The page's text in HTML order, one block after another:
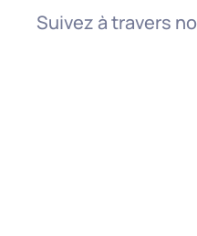
Suivez à travers